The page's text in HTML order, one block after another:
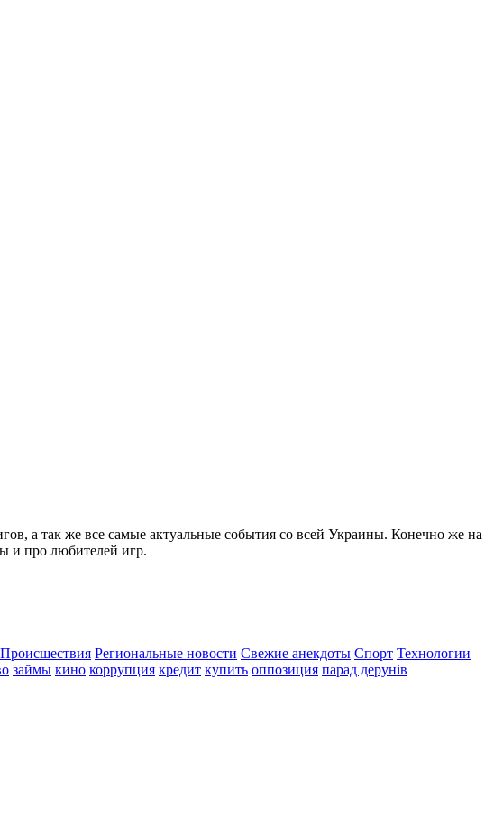
а так же все самые актуальные события со всей Украины. Конечно же на
и про любителей игр.
Происшествия Региональные новости Свежие анекдоты Спорт Технологии
займы кино коррупция кредит купить оппозиция парад дерунів